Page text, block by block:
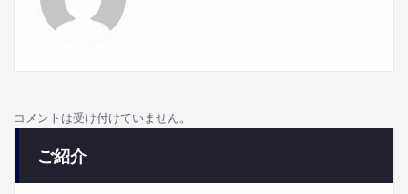
コメントは受け付けていません。
ご紹介